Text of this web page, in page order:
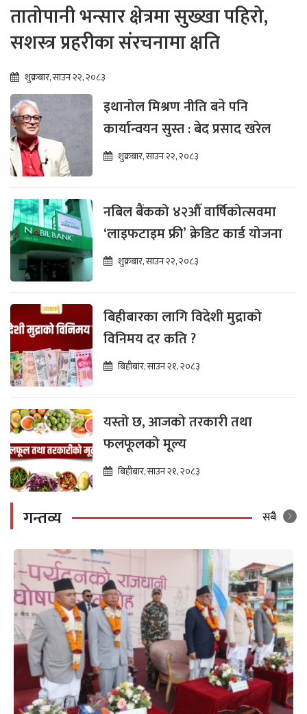
तातोपानी भन्सार क्षेत्रमा सुख्खा पहिरो,
सशस्त्र प्रहरीका संरचनामा क्षति
शुक्रबार, साउन २२, २०८३
इथानोल मिश्रण नीति बने पनि
कार्यान्वयन सुस्त : बेद प्रसाद खरेल
शुक्रबार, साउन २२, २०८३
नबिल बैंकको ४२औँ वार्षिकोत्सवमा
‘लाइफटाइम फ्री’ क्रेडिट कार्ड योजना
शुक्रबार, साउन २२, २०८३
बिहीबारका लागि विदेशी मुद्राको
विनिमय दर कति ?
बिहीबार, साउन २१, २०८३
यस्तो छ, आजको तरकारी तथा
फलफूलको मूल्य
बिहीबार, साउन २१, २०८३
गन्तव्य सबै